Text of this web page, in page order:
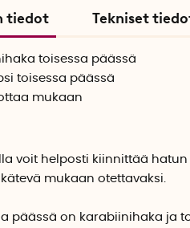
tiedot Tekniset
toisessa päässä
toisessa päässä
mukaan
voit helposti kiinnittää
mukaan otettavaksi.
päässä on karabiinihaka ja